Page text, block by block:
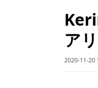
ア
2020-11-20